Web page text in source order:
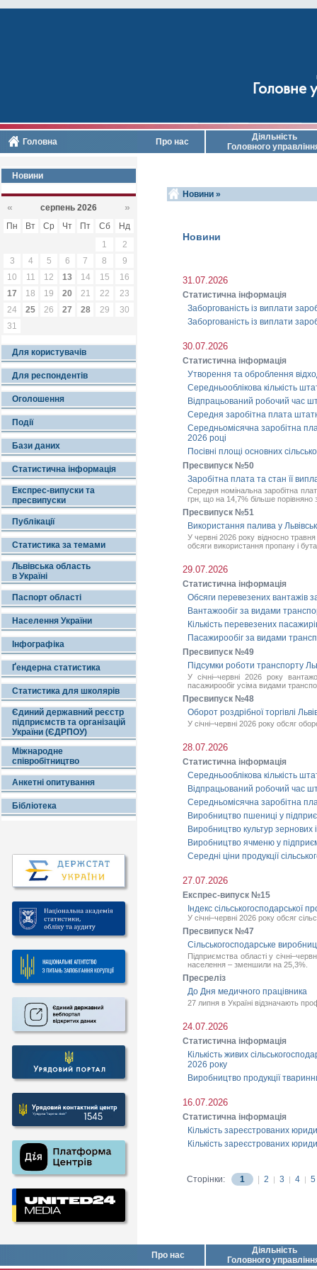
Головне
Головна Про нас
Діяльність
Головного
Новини
« серпень 2026 »
Пн Вт Ср Чт Пт Сб
Нд
1
2
3
4 5 6 7 8
9
10
11 12 13 14 15
16
17
18 19 20 21 22
23
24
25 26 27 28 29
30
31
Для користувачів
Для респондентів
Оголошення
Події
Бази даних
Статистична інформація
Експрес-випуски та
пресвипуски
Публікації
Статистика за темами
Львівська область
в Україні
Паспорт області
Населення України
Інфографіка
Ґендерна статистика
Статистика для школярів
Єдиний державний реєстр
підприємств та організацій
України (ЄДРПОУ)
Міжнародне
співробітництво
Анкетні опитування
Бібліотека
Новини »
Новини
31.07.2026
Статистична інформація
Заборгованість із виплати
Заборгованість із виплати
30.07.2026
Статистична інформація
Утворення та оброблення
Середньооблікова кількість
Відпрацьований робочий час
Середня заробітна плата
Середньомісячна заробітна
2026 році
Посівні площі основних
Пресвипуск №50
Заробітна плата та стан її
Середня номінальна заробітна
грн, що на 14,7% більше порівняно
Пресвипуск №51
Використання палива у
У червні 2026 року відносно
обсяги використання пропану і
29.07.2026
Статистична інформація
Обсяги перевезених вантажів
Вантажообіг за видами
Кількість перевезених
Пасажирообіг за видами
Пресвипуск №49
Підсумки роботи транспорту
У січні–червні 2026 року
пасажирообіг усіма видами
Пресвипуск №48
Оборот роздрібної торгівлі
У січні–червні 2026 року обсяг
28.07.2026
Статистична інформація
Середньооблікова кількість
Відпрацьований робочий час
Середньомісячна заробітна
Виробництво пшениці у
Виробництво культур зернових
Виробництво ячменю у
Середні ціни продукції
27.07.2026
Експрес-випуск №15
Індекс сільськогосподарської
У січні–червні 2026 року обсяг
Пресвипуск №47
Сільськогосподарське
Підприємства області у
населення – зменшили на 25,3%.
Пресреліз
До Дня медичного працівника
27 липня в Україні відзначають
24.07.2026
Статистична інформація
Кількість живих
2026 року
Виробництво продукції
16.07.2026
Статистична інформація
Кількість зареєстрованих
Кількість зареєстрованих
Сторінки: 1 2 | 3 | 4 | 5
Про нас
Діяльність
Головного